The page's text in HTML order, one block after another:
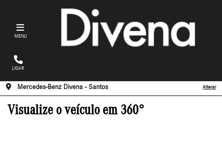
MENU
LIGAR
Mercedes-Benz Divena - Santos Alterar
Visualize o veículo em 360°